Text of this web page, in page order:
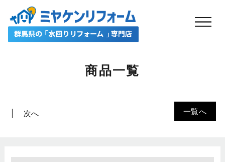
商品一覧
一覧へ
次へ